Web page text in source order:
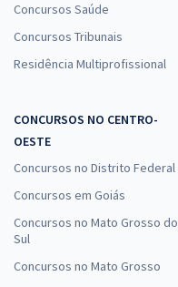
Concursos Saúde
Concursos Tribunais
Residência Multiprofissional
CONCURSOS NO CENTRO-
OESTE
Concursos no Distrito Federal
Concursos em Goiás
Concursos no Mato Grosso do
Sul
Concursos no Mato Grosso